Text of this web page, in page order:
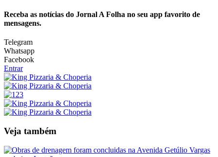
Receba as notícias do Jornal A Folha no seu app favorito de
mensagens.
Telegram
Whatsapp
Facebook
Entrar
Veja também